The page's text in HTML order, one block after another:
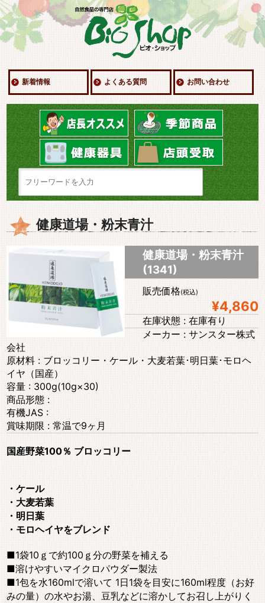
新着情報 よくある質問 お問い合わせ
健康道場・粉末青汁
健康道場・粉末青汁
(1341)
販売価格(税込)
¥4,860
在庫状態 : 在庫有り
メーカー : サンスター株式
会社
原材料 : ブロッコリー・ケール・大麦若葉･明日葉･モロヘ
イヤ（国産）
容量 : 300g(10g×30)
商品形態 :
有機JAS :
賞味期限 : 常温で9ヶ月
国産野菜100％ ブロッコリー
・ケール
・大麦若葉
・明日葉
・モロヘイヤをブレンド
■1袋10ｇで約100ｇ分の野菜を補える
■溶けやすいマイクロパウダー製法
■1包を水160mlで溶いて 1日1袋を目安に160ml程度（お好
みの量）の水やお湯、豆乳などに溶かしてお召し上がりく